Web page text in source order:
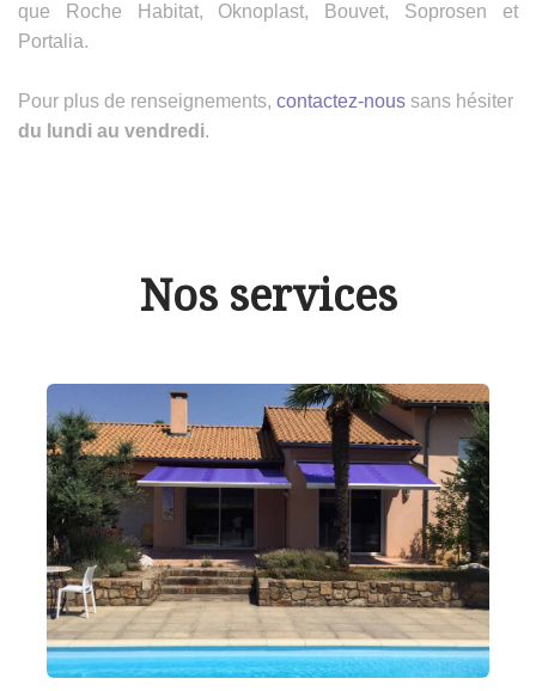
que Roche Habitat, Oknoplast, Bouvet, Soprosen et
Portalia.
Pour plus de renseignements, contactez-nous sans hésiter
du lundi au vendredi.
Nos services